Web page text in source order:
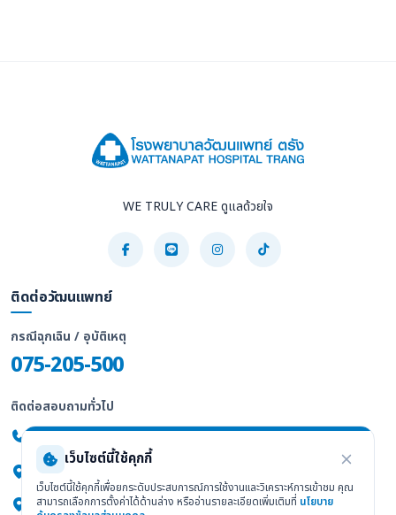
WE TRULY CARE ดูแลด้วยใจ
ติดต่อวัฒนแพทย์
กรณีฉุกเฉิน / อุบัติเหตุ
075-205-500
ติดต่อสอบถามทั่วไป
075-205-555
247/2 ถ.พัทลุง ต.ทับเที่ยง อ.เมือง จ.ตรัง 92000
ดูแผนที่ Google Maps
เว็บไซต์นี้ใช้คุกกี้
เว็บไซต์นี้ใช้คุกกี้เพื่อยกระดับประสบการณ์การใช้งานและวิเคราะห์การเข้าชม คุณ
สามารถเลือกการตั้งค่าได้ด้านล่าง หรืออ่านรายละเอียดเพิ่มเติมที่ นโยบาย